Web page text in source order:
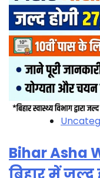
Bihar Asha